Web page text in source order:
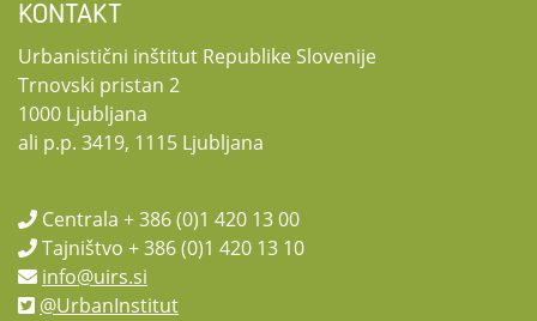
KONTAKT
Urbanistični inštitut Republike Slovenije
Trnovski pristan 2
1000 Ljubljana
ali p.p. 3419, 1115 Ljubljana
Centrala + 386 (0)1 420 13 00
Tajništvo + 386 (0)1 420 13 10
info@uirs.si
@UrbanInstitut